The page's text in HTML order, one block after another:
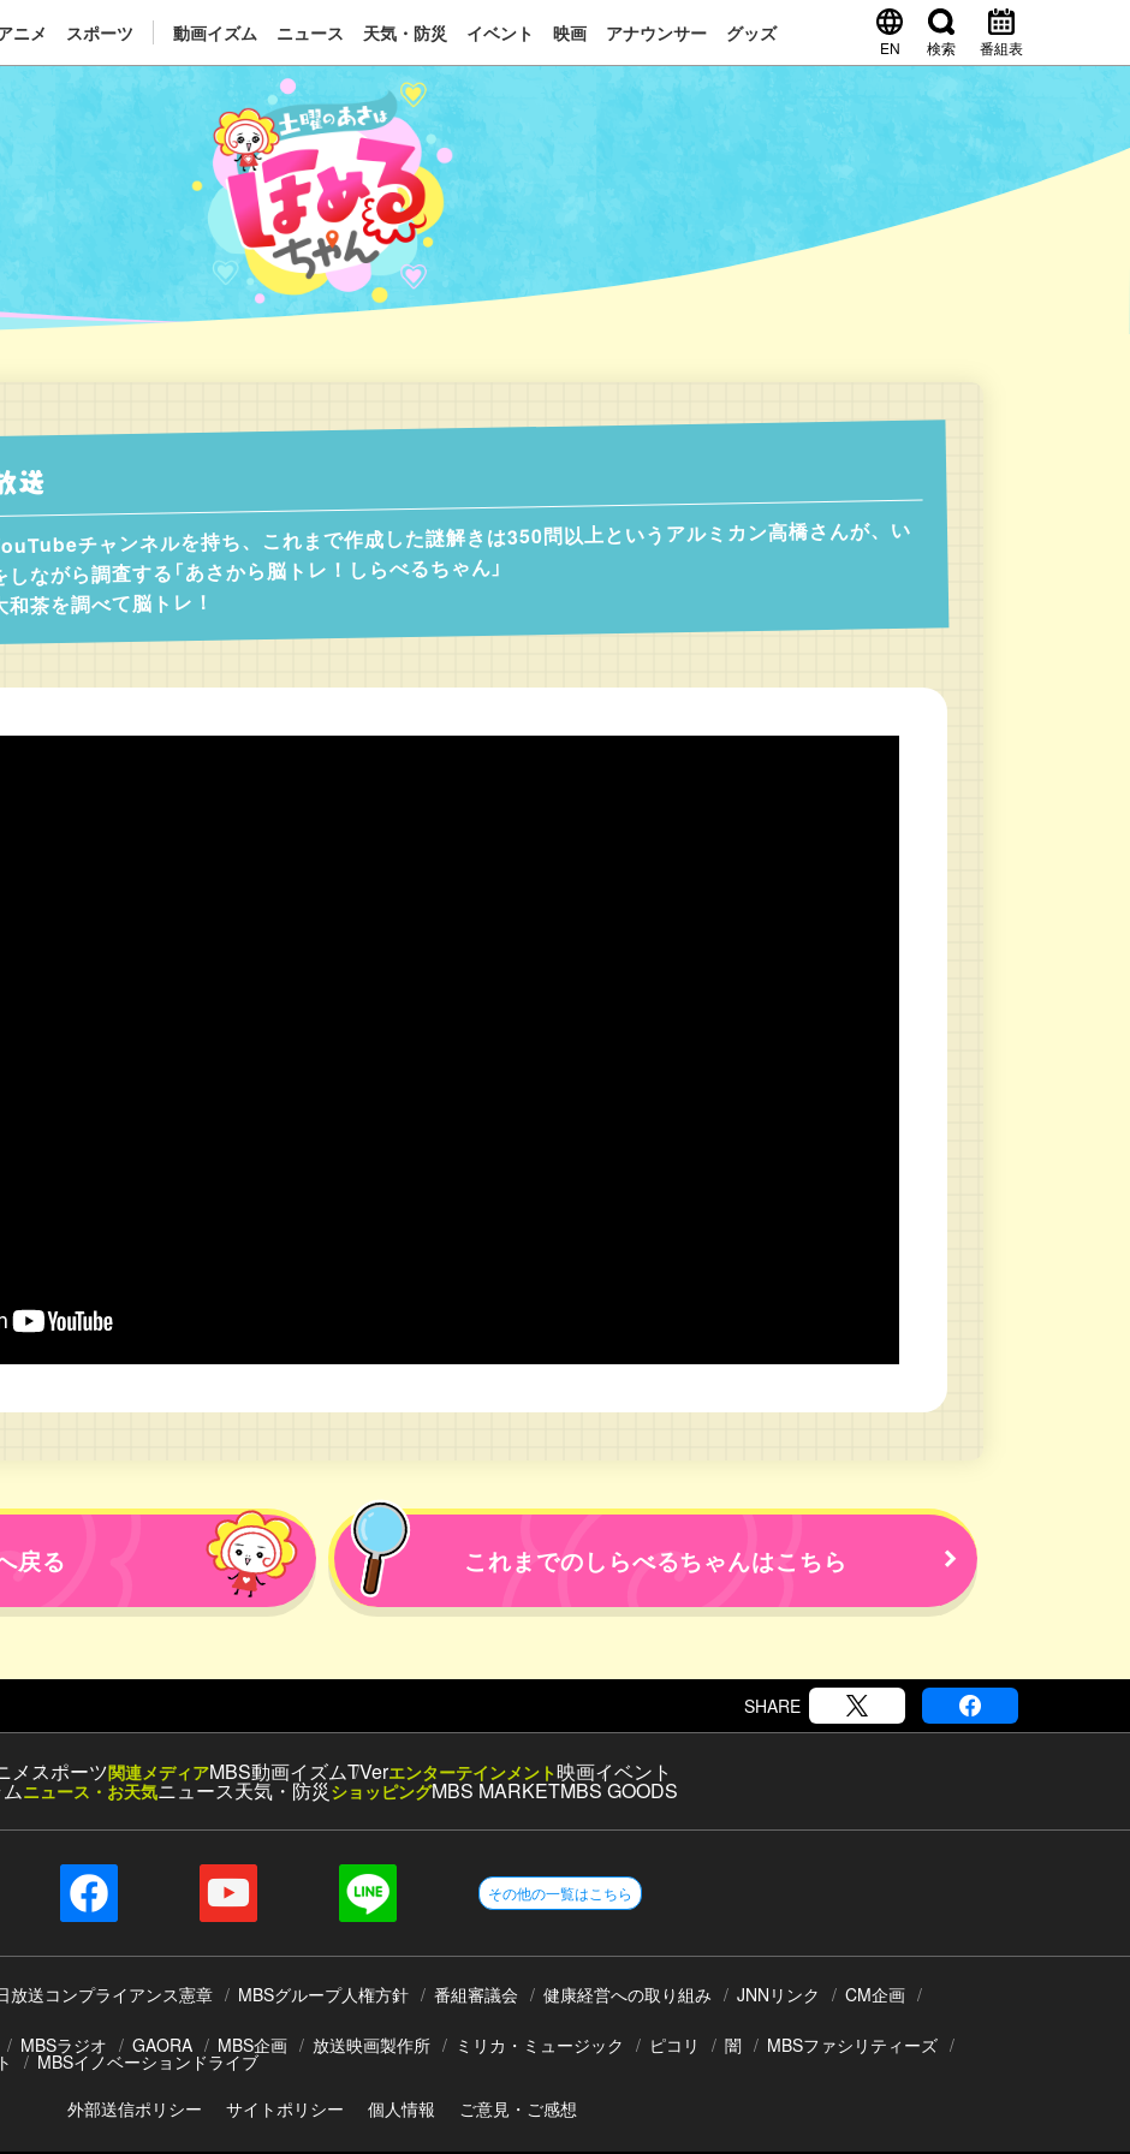
ニメ スポーツ 動画イズム ニュース 天気・防災 イベント 映画 アナウンサー グッズ
EN 検索 番組表
送
チャンネルを持ち、これまで作成した謎解きは350問以上というアルミカン高橋さんが、い
ながら調査する「あさから脳トレ！しらべるちゃん」
茶を調べて脳トレ！
戻る これまでのしらべるちゃんはこちら
SHARE
メ スポーツ関連メディアMBS動画イズムTVerエンターテインメント映画イベント
ニュース・お天気ニュース天気・防災 ショッピングMBS MARKETMBS GOODS
その他の一覧はこちら
放送コンプライアンス憲章 MBSグループ人権方針 番組審議会 健康経営への取り組み JNNリンク CM企画
MBSラジオ GAORA MBS企画 放送映画製作所 ミリカ・ミュージック ピコリ 闇 MBSファシリティーズ
MBSイノベーションドライブ
外部送信ポリシー
サイトポリシー 個人情報 ご意見・ご感想